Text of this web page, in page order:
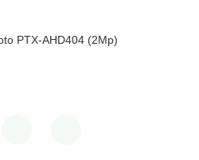
PTX-AHD404 (2Mp)